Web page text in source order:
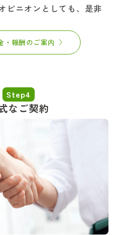
ピニオンとしても、是非
・報酬のご案内
Step4
なご契約